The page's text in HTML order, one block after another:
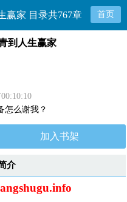
赢家 目录共767章 首页
到人生赢家
怎么谢我？
加入书架
介